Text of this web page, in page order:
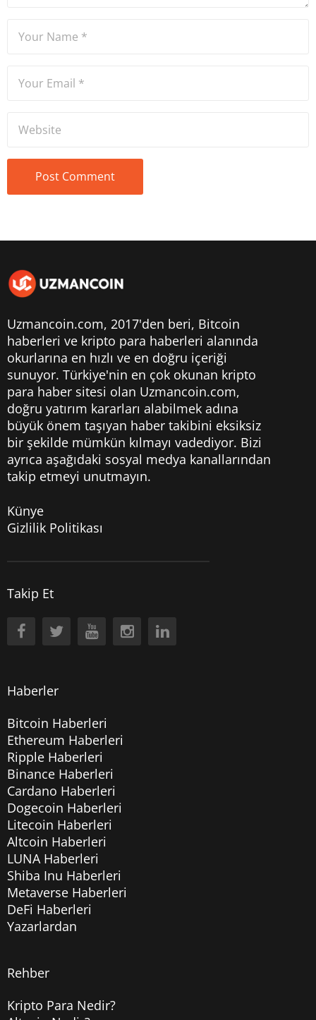
Uzmancoin.com, 2017'den beri, Bitcoin
haberleri ve kripto para haberleri alanında
okurlarına en hızlı ve en doğru içeriği
sunuyor. Türkiye'nin en çok okunan kripto
para haber sitesi olan Uzmancoin.com,
doğru yatırım kararları alabilmek adına
büyük önem taşıyan haber takibini eksiksiz
bir şekilde mümkün kılmayı vadediyor. Bizi
ayrıca aşağıdaki sosyal medya kanallarından
takip etmeyi unutmayın.
Künye
Gizlilik Politikası
Takip Et
Haberler
Bitcoin Haberleri
Ethereum Haberleri
Ripple Haberleri
Binance Haberleri
Cardano Haberleri
Dogecoin Haberleri
Litecoin Haberleri
Altcoin Haberleri
LUNA Haberleri
Shiba Inu Haberleri
Metaverse Haberleri
DeFi Haberleri
Yazarlardan
Rehber
Kripto Para Nedir?